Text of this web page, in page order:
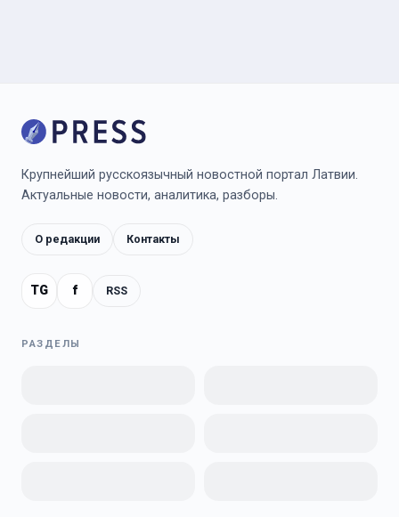
Крупнейший русскоязычный новостной портал Латвии.
Актуальные новости, аналитика, разборы.
О редакции Контакты
TG f RSS
РАЗДЕЛЫ